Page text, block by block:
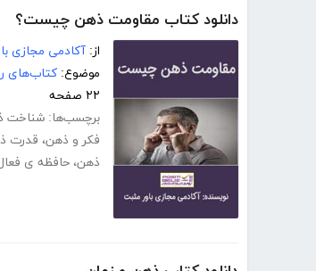
دانلود کتاب مقاومت ذهن چیست؟
از: آکادمی مجازی
موضوع: کتاب‌های
۲۲ صفحه
برچسب‌ها: شناخت
فکر و ذهن، قدرت
ذهن، حافظه ی